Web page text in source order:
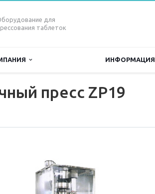
для
таблеток
ИНФОРМАЦИЯ
пресс ZP19